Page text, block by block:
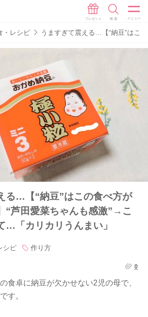
・レシピ うますぎて震える…【“納豆”はこ
る…【“納豆”はこの食べ方が
“芦田愛菜ちゃんも感激”→こ
…「カリカリうんまい」
シピ 作り方
0
食卓に納豆が欠かせない2児の母で、
す。